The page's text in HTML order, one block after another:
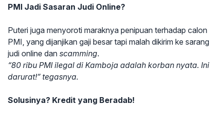
PMI Jadi Sasaran Judi Online?
Puteri juga menyoroti maraknya penipuan terhadap calon
PMI, yang dijanjikan gaji besar tapi malah dikirim ke sarang
judi online dan scamming.
“80 ribu PMI ilegal di Kamboja adalah korban nyata. Ini
darurat!” tegasnya.
Solusinya? Kredit yang Beradab!